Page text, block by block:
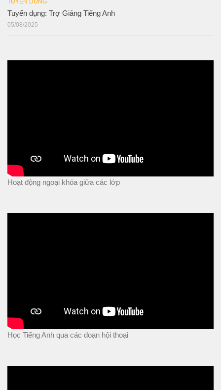
TUYỂN DỤNG
Tuyển dụng: Trợ Giảng Tiếng Anh
05/08/2025
Hoạt động ngoại khóa giữa các lớp
Học Tiếng Anh qua các đoạn hội thoại